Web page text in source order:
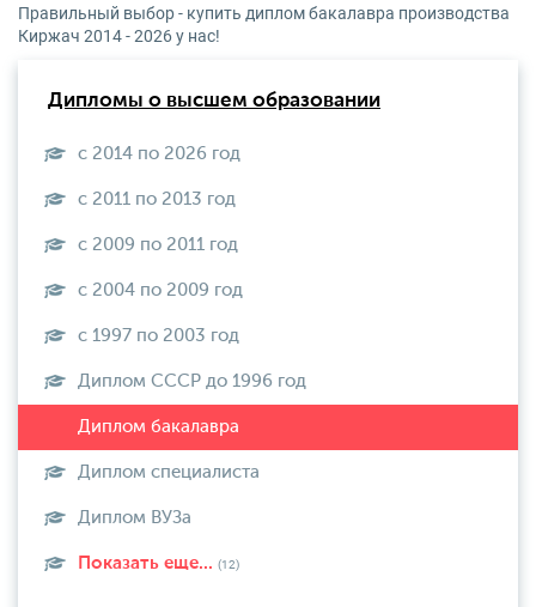
Правильный выбор - купить диплом бакалавра производства
Киржач 2014 - 2026 у нас!
Дипломы о высшем образовании
с 2014 по 2026 год
с 2011 по 2013 год
с 2009 по 2011 год
с 2004 по 2009 год
с 1997 по 2003 год
Диплом СССР до 1996 год
Диплом специалиста
Диплом ВУЗа
Показать еще... (12)